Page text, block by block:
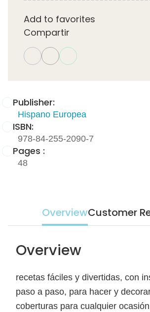
Publisher:
Hispano Europea
ISBN:
978-84-255-2090-7
Pages :
48
Add to favorites
Compartir
OverviewCustomer
Overview
recetas fáciles y divertidas, con
paso a paso, para hacer y
coberturas para cualquier ocasión